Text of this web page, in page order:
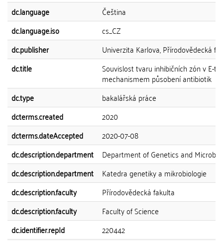
dc.language
Čeština
dc.language.iso
cs_CZ
dc.publisher
Univerzita Karlova, Přírodovědecká
dc.title
Souvislost tvaru inhibičních zón v E-
mechanismem působení antibiotik
dc.type
bakalářská práce
dcterms.created
2020
dcterms.dateAccepted
2020-07-08
dc.description.department
Department of Genetics and
dc.description.department
Katedra genetiky a mikrobiologie
dc.description.faculty
Přírodovědecká fakulta
dc.description.faculty
Faculty of Science
dc.identifier.repId
220442